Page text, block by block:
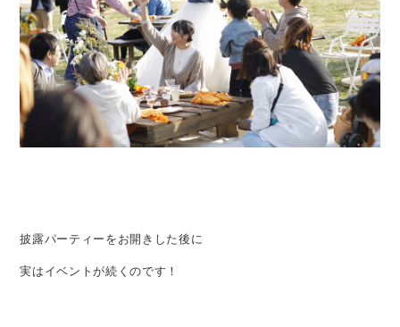
披露パーティーをお開きした後に
実はイベントが続くのです！